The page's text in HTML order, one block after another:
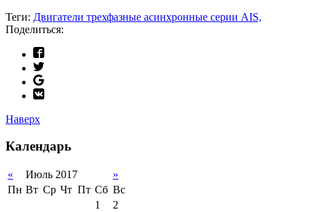
Теги: Двигатели трехфазные асинхронные серии АIS,
Поделиться:
Наверх
Календарь
« Июль 2017
»
Пн Вт Ср Чт Пт Сб Вс
1
2